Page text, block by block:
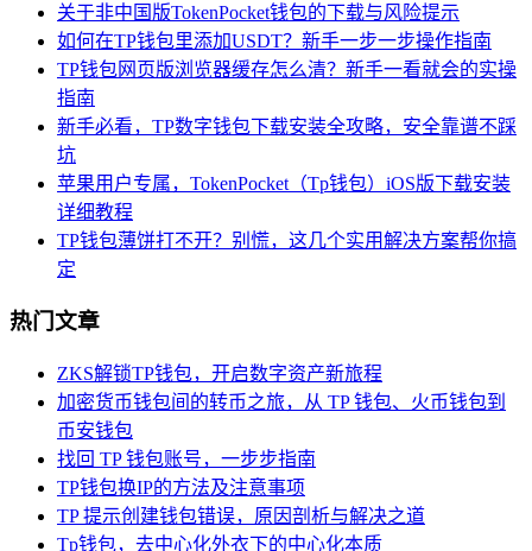
关于非中国版TokenPocket钱包的下载与风险提示
如何在TP钱包里添加USDT？新手一步一步操作指南
TP钱包网页版浏览器缓存怎么清？新手一看就会的实操
指南
新手必看，TP数字钱包下载安装全攻略，安全靠谱不踩
坑
苹果用户专属，TokenPocket（Tp钱包）iOS版下载安装
详细教程
TP钱包薄饼打不开？别慌，这几个实用解决方案帮你搞
定
热门文章
ZKS解锁TP钱包，开启数字资产新旅程
加密货币钱包间的转币之旅，从 TP 钱包、火币钱包到
币安钱包
找回 TP 钱包账号，一步步指南
TP钱包换IP的方法及注意事项
TP 提示创建钱包错误，原因剖析与解决之道
Tp钱包，去中心化外衣下的中心化本质